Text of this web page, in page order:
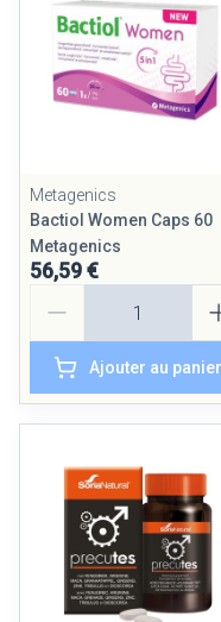
Metagenics
Bactiol Women Caps 60
Metagenics
56,59 €
Ajouter au panier